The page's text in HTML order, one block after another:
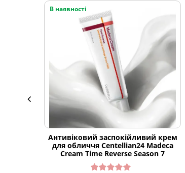
В наявності
Антивіковий заспокійливий крем
для обличчя Centellian24 Madeca
Cream Time Reverse Season 7